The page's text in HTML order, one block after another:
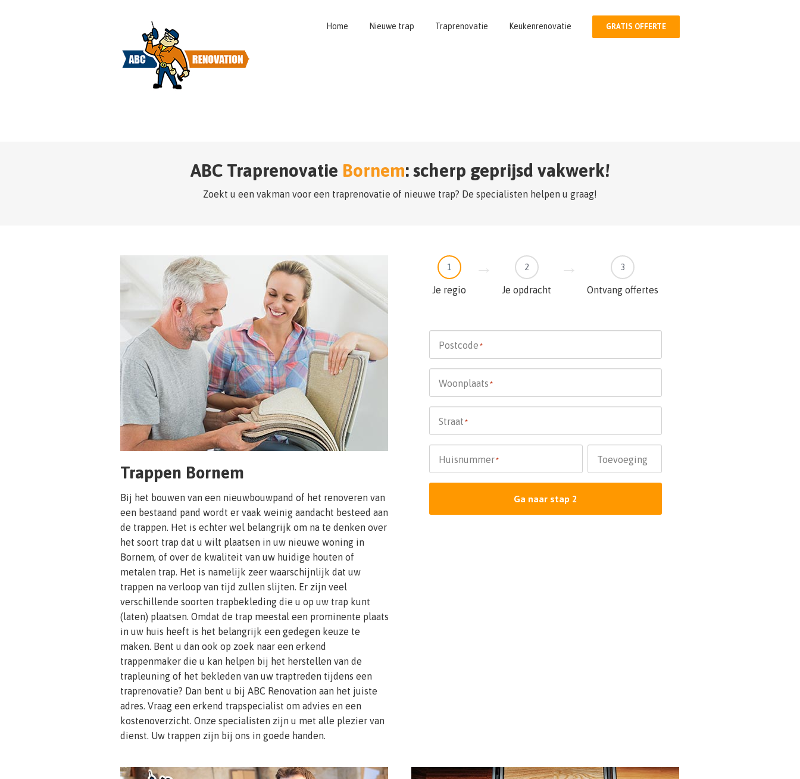
Home Nieuwe trap Traprenovatie Keukenrenovatie GRATIS OFFERTE
ABC Traprenovatie Bornem: scherp geprijsd vakwerk!
Zoekt u een vakman voor een traprenovatie of nieuwe trap? De specialisten helpen u graag!
Trappen Bornem
Bij het bouwen van een nieuwbouwpand of het renoveren van
een bestaand pand wordt er vaak weinig aandacht besteed aan
de trappen. Het is echter wel belangrijk om na te denken over
het soort trap dat u wilt plaatsen in uw nieuwe woning in
Bornem, of over de kwaliteit van uw huidige houten of
metalen trap. Het is namelijk zeer waarschijnlijk dat uw
trappen na verloop van tijd zullen slijten. Er zijn veel
verschillende soorten trapbekleding die u op uw trap kunt
(laten) plaatsen. Omdat de trap meestal een prominente plaats
in uw huis heeft is het belangrijk een gedegen keuze te
maken. Bent u dan ook op zoek naar een erkend
trappenmaker die u kan helpen bij het herstellen van de
trapleuning of het bekleden van uw traptreden tijdens een
traprenovatie? Dan bent u bij ABC Renovation aan het juiste
adres. Vraag een erkend trapspecialist om advies en een
kostenoverzicht. Onze specialisten zijn u met alle plezier van
dienst. Uw trappen zijn bij ons in goede handen.
1
Je regio
2
Je opdracht
3
Ontvang offertes
Postcode *
Woonplaats *
Straat *
Huisnummer* Toevoeging
Ga naar stap 2